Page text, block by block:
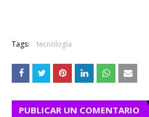
Tags: tecnología
PUBLICAR UN COMENTARIO